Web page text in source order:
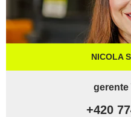
NICOLA
gerente
+420